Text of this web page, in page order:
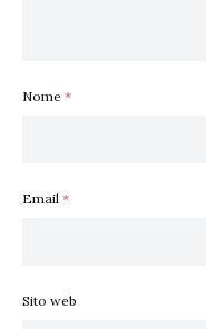
Nome *
Email *
Sito web